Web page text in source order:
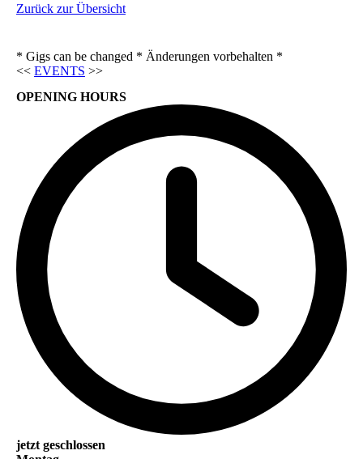
Zurück zur Übersicht
* Gigs can be changed * Änderungen vorbehalten *
<< EVENTS >>
OPENING HOURS
jetzt geschlossen